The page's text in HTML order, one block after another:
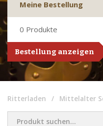
Meine Bestellung
0 Produkte
Bestellung anzeigen
Ritterladen Mittelalter